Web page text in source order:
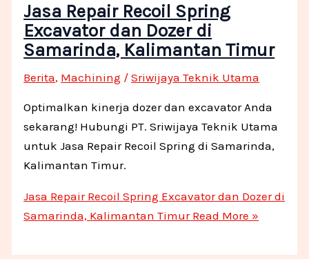
Jasa Repair Recoil Spring
Excavator dan Dozer di
Samarinda, Kalimantan Timur
Berita, Machining /Sriwijaya Teknik Utama
Optimalkan kinerja dozer dan excavator Anda
sekarang! Hubungi PT. Sriwijaya Teknik Utama
untuk Jasa Repair Recoil Spring di Samarinda,
Kalimantan Timur.
Jasa Repair Recoil Spring Excavator dan Dozer di
Samarinda, Kalimantan TimurRead More »